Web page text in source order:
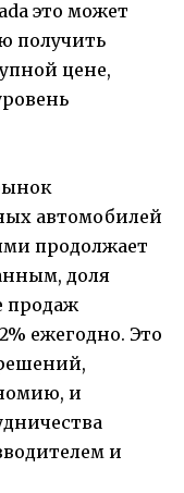
это может
получить
цене,
автомобилей
продолжает
доля
продаж
ежегодно. Это
и
и